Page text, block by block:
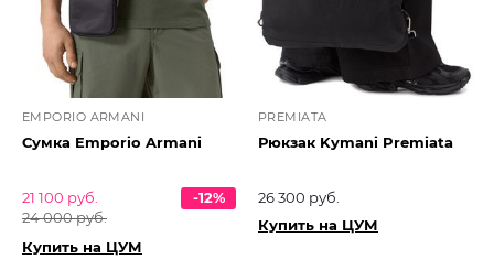
EMPORIO ARMANI
Сумка Emporio Armani
21 100 руб.
24 000 руб.
-12%
Купить на ЦУМ
PREMIATA
Рюкзак Kymani Premiata
26 300 руб.
Купить на ЦУМ